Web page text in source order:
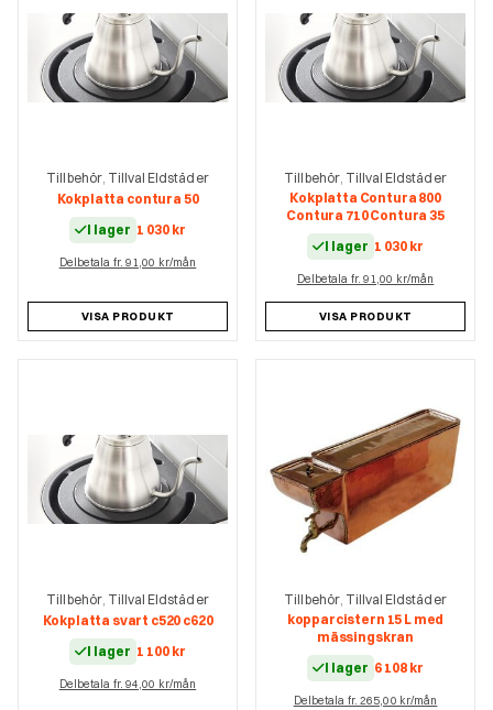
Tillbehör, Tillval Eldstäder
Kokplatta contura 50
I lager 1 030 kr
Delbetala fr. 91,00 kr/mån
VISA PRODUKT
Tillbehör, Tillval Eldstäder
Kokplatta Contura 800
Contura 710 Contura 35
I lager 1 030 kr
Delbetala fr. 91,00 kr/mån
VISA PRODUKT
Tillbehör, Tillval Eldstäder
Kokplatta svart c520 c620
I lager 1 100 kr
Delbetala fr. 94,00 kr/mån
Tillbehör, Tillval Eldstäder
kopparcistern 15 L med
mässingskran
I lager 6 108 kr
Delbetala fr. 265,00 kr/mån